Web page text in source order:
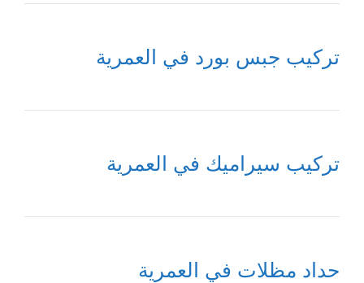
تركيب جبس بورد في العمرية
تركيب سيراميك في العمرية
حداد مظلات في العمرية